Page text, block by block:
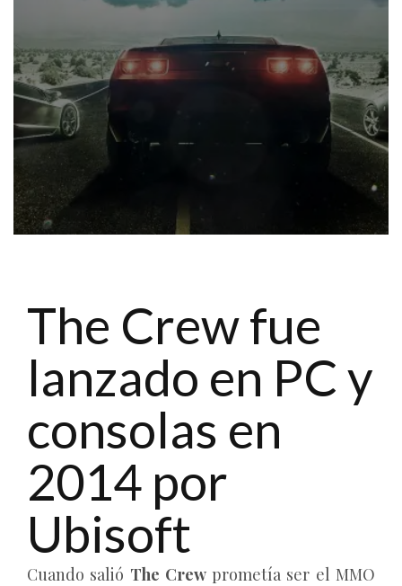
The Crew fue
lanzado en PC y
consolas en
2014 por
Ubisoft
Cuando salió The Crewprometía ser el MMO